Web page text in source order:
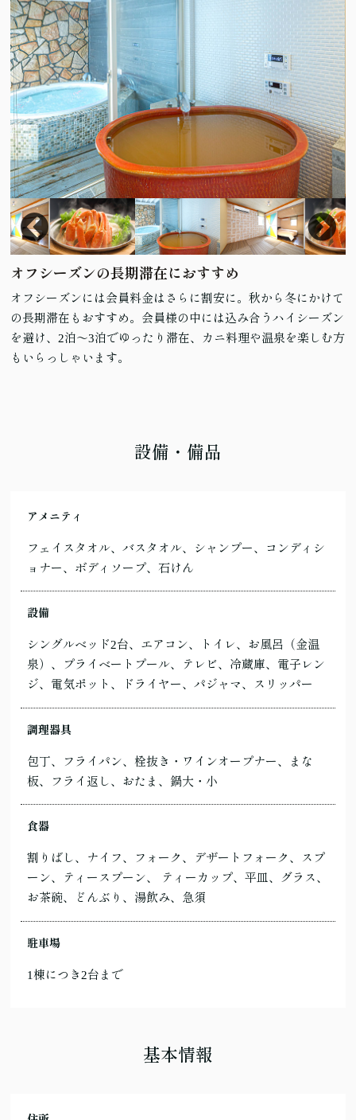
オフシーズンの長期滞在におすすめ
オフシーズンには会員料金はさらに割安に。秋から冬にかけて
の長期滞在もおすすめ。会員様の中には込み合うハイシーズン
を避け、2泊～3泊でゆったり滞在、カニ料理や温泉を楽しむ方
もいらっしゃいます。
設備・備品
アメニティ
フェイスタオル、バスタオル、シャンプー、コンディシ
ョナー、ボディソープ、石けん
設備
シングルベッド2台、エアコン、トイレ、お風呂（金温
泉）、プライベートプール、テレビ、冷蔵庫、電子レン
ジ、電気ポット、ドライヤー、パジャマ、スリッパー
調理器具
包丁、フライパン、栓抜き・ワインオープナー、まな
板、フライ返し、おたま、鍋大・小
食器
割りばし、ナイフ、フォーク、デザートフォーク、スプ
ーン、ティースプーン、 ティーカップ、平皿、グラス、
お茶碗、どんぶり、湯飲み、急須
駐車場
1棟につき2台まで
基本情報